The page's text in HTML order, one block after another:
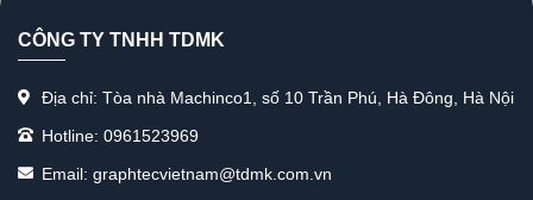
CÔNG TY TNHH TDMK
Địa chỉ: Tòa nhà Machinco1, số 10 Trần Phú, Hà Đông, Hà Nội
Hotline: 0961523969
Email: graphtecvietnam@tdmk.com.vn